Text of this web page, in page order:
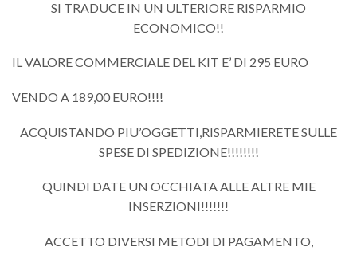
SI TRADUCE IN UN ULTERIORE RISPARMIO
ECONOMICO!!
IL VALORE COMMERCIALE DEL KIT E’ DI 295 EURO
VENDO A 189,00 EURO!!!!
ACQUISTANDO PIU’OGGETTI,RISPARMIERETE SULLE
SPESE DI SPEDIZIONE!!!!!!!!
QUINDI DATE UN OCCHIATA ALLE ALTRE MIE
INSERZIONI!!!!!!!
ACCETTO DIVERSI METODI DI PAGAMENTO,